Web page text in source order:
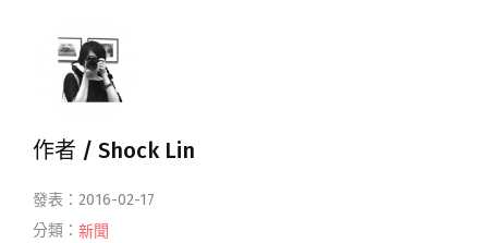
作者 / Shock Lin
發表：2016-02-17
分類： 新聞